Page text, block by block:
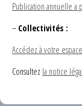
Publication annuelle a
– Collectivités :
Accédez à votre
Consultez la notice